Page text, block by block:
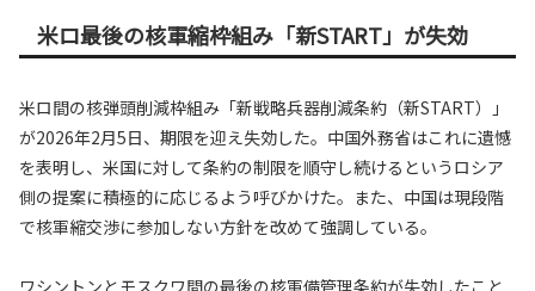
米ロ最後の核軍縮枠組み「新START」が失効
米ロ間の核弾頭削減枠組み「新戦略兵器削減条約（新START）」
が2026年2月5日、期限を迎え失効した。中国外務省はこれに遺憾
を表明し、米国に対して条約の制限を順守し続けるというロシア
側の提案に積極的に応じるよう呼びかけた。また、中国は現段階
で核軍縮交渉に参加しない方針を改めて強調している。